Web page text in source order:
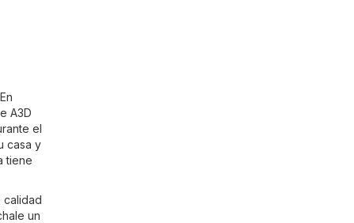
A3D
el
casa y
tiene
calidad
un